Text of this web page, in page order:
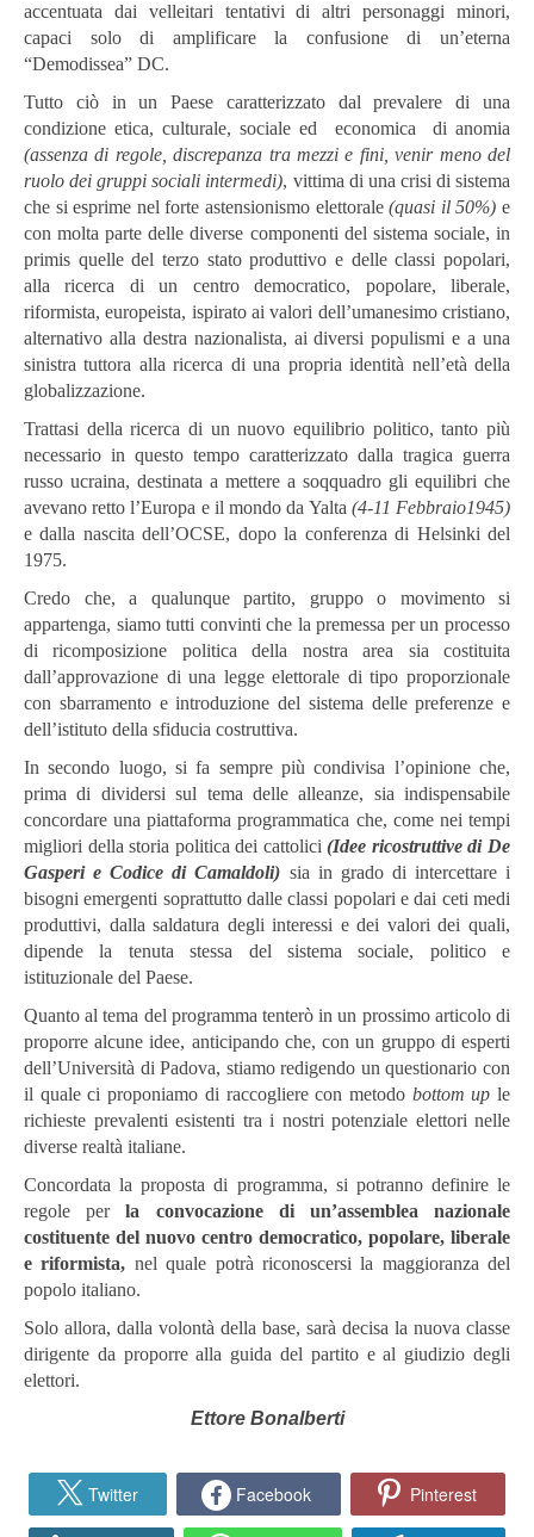
accentuata dai velleitari tentativi di altri personaggi minori,
capaci solo di amplificare la confusione di un’eterna
“Demodissea” DC.
Tutto ciò in un Paese caratterizzato dal prevalere di una
condizione etica, culturale, sociale ed economica di anomia
(assenza di regole, discrepanza tra mezzi e fini, venir meno del
ruolo dei gruppi sociali intermedi), vittima di una crisi di sistema
che si esprime nel forte astensionismo elettorale(quasi il 50%) e
con molta parte delle diverse componenti del sistema sociale, in
primis quelle del terzo stato produttivo e delle classi popolari,
alla ricerca di un centro democratico, popolare, liberale,
riformista, europeista, ispirato ai valori dell’umanesimo cristiano,
alternativo alla destra nazionalista, ai diversi populismi e a una
sinistra tuttora alla ricerca di una propria identità nell’età della
globalizzazione.
Trattasi della ricerca di un nuovo equilibrio politico, tanto più
necessario in questo tempo caratterizzato dalla tragica guerra
russo ucraina, destinata a mettere a soqquadro gli equilibri che
avevano retto l’Europa e il mondo da Yalta (4-11 Febbraio1945)
e dalla nascita dell’OCSE, dopo la conferenza di Helsinki del
1975.
Credo che, a qualunque partito, gruppo o movimento si
appartenga, siamo tutti convinti che la premessa per un processo
di ricomposizione politica della nostra area sia costituita
dall’approvazione di una legge elettorale di tipo proporzionale
con sbarramento e introduzione del sistema delle preferenze e
dell’istituto della sfiducia costruttiva.
In secondo luogo, si fa sempre più condivisa l’opinione che,
prima di dividersi sul tema delle alleanze, sia indispensabile
concordare una piattaforma programmatica che, come nei tempi
migliori della storia politica dei cattolici(Idee ricostruttive di De
Gasperi e Codice di Camaldoli) sia in grado di intercettare i
bisogni emergenti soprattutto dalle classi popolari e dai ceti medi
produttivi, dalla saldatura degli interessi e dei valori dei quali,
dipende la tenuta stessa del sistema sociale, politico e
istituzionale del Paese.
Quanto al tema del programma tenterò in un prossimo articolo di
proporre alcune idee, anticipando che, con un gruppo di esperti
dell’Università di Padova, stiamo redigendo un questionario con
il quale ci proponiamo di raccogliere con metodo bottom up le
richieste prevalenti esistenti tra i nostri potenziale elettori nelle
diverse realtà italiane.
Concordata la proposta di programma, si potranno definire le
regole perla convocazione di un’assemblea nazionale
costituente del nuovo centro democratico, popolare, liberale
e riformista, nel quale potrà riconoscersi la maggioranza del
popolo italiano.
Solo allora, dalla volontà della base, sarà decisa la nuova classe
dirigente da proporre alla guida del partito e al giudizio degli
elettori.
Ettore Bonalberti
Twitter Facebook Pinterest